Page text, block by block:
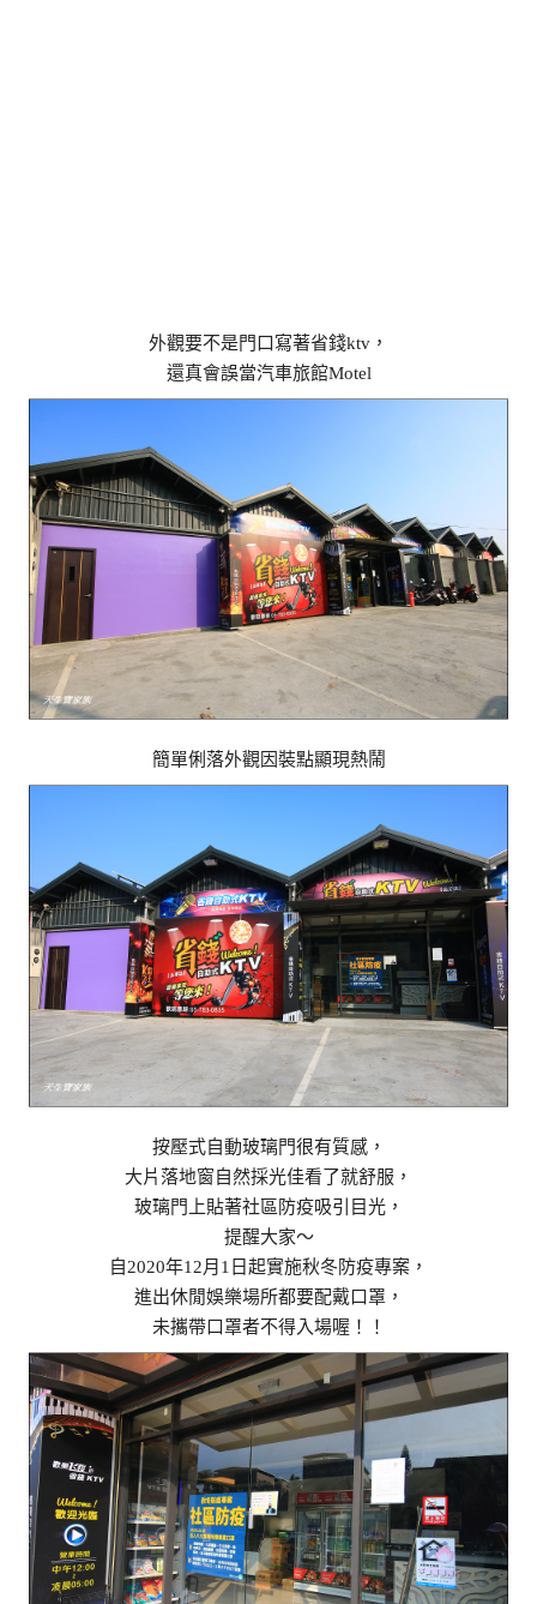
外觀要不是門口寫著省錢ktv，
還真會誤當汽車旅館Motel
簡單俐落外觀因裝點顯現熱鬧
按壓式自動玻璃門很有質感，
大片落地窗自然採光佳看了就舒服，
玻璃門上貼著社區防疫吸引目光，
提醒大家～
自2020年12月1日起實施秋冬防疫專案，
進出休閒娛樂場所都要配戴口罩，
未攜帶口罩者不得入場喔！！